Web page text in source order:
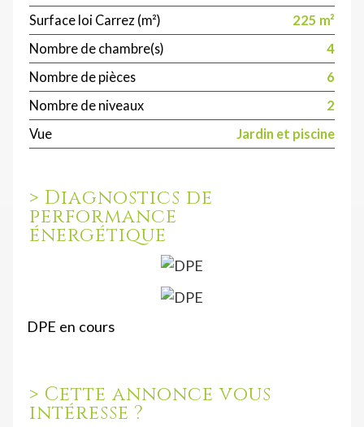
Surface loi Carrez (m²)
225 m²
Nombre de chambre(s)
4
Nombre de pièces
6
Nombre de niveaux
2
Vue
Jardin et piscine
> Diagnostics de
performance
énergétique
DPE en cours
> Cette annonce vous
intéresse ?